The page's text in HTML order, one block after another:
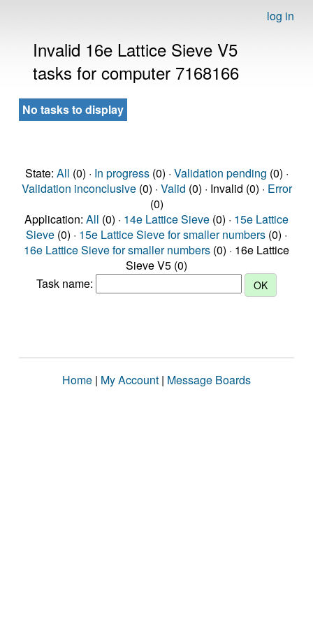
log in
Invalid 16e Lattice Sieve V5
tasks for computer 7168166
No tasks to display
State: All (0) · In progress(0) · Validation pending (0) ·
Validation inconclusive(0) · Valid (0) · Invalid (0) · Error
(0)
Application: All (0) · 14e Lattice Sieve (0) · 15e Lattice
Sieve (0) · 15e Lattice Sieve for smaller numbers (0) ·
16e Lattice Sieve for smaller numbers (0) · 16e Lattice
Sieve V5 (0)
Task name:
Home | My Account | Message Boards